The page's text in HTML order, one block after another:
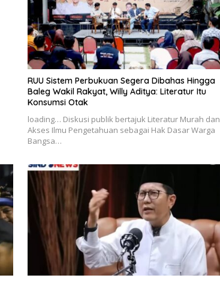
RUU Sistem Perbukuan Segera Dibahas Hingga
Baleg Wakil Rakyat, Willy Aditya: Literatur Itu
Konsumsi Otak
loading… Diskusi publik bertajuk Literatur Murah dan
Akses Ilmu Pengetahuan sebagai Hak Dasar Warga
Bangsa…